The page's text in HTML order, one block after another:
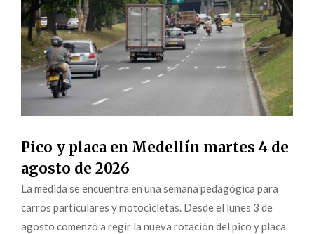
Pico y placa en Medellín martes 4 de
agosto de 2026
La medida se encuentra en una semana pedagógica para
carros particulares y motocicletas. Desde el lunes 3 de
agosto comenzó a regir la nueva rotación del pico y placa